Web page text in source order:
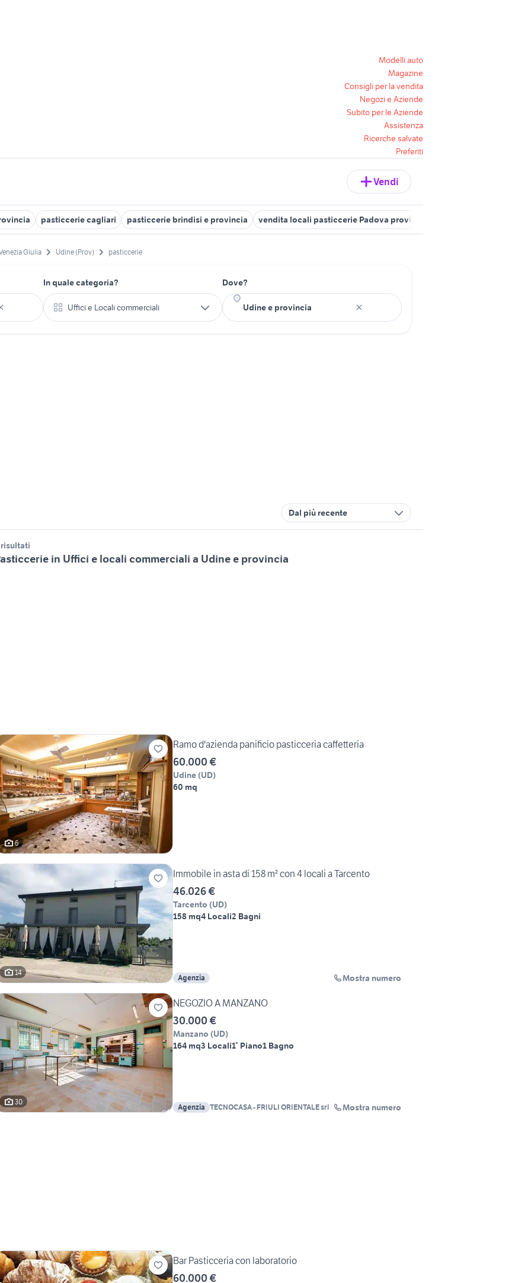
Modelli auto
Magazine
Consigli per la vendita
Negozi e Aziende
Subito per le Aziende
Assistenza
Ricerche salvate
Preferiti
Vendi
pasticcerie cagliari pasticcerie brindisi e provincia vendita locali pasticcerie Padova provincia
Giulia Udine (Prov) pasticcerie
In quale categoria?
Uffici e Locali commerciali
Dove?
Dal più recente
in Uffici e locali commerciali a Udine e provincia
6
Ramo d'azienda panificio pasticceria caffetteria
60.000 €
Udine (UD)
60 mq
14
Immobile in asta di 158 m² con 4 locali a Tarcento
46.026 €
Tarcento (UD)
158 mq4 Locali2 Bagni
Agenzia Mostra numero
30
NEGOZIO A MANZANO
30.000 €
Manzano (UD)
164 mq3 Locali1° Piano1 Bagno
Agenzia TECNOCASA - FRIULI ORIENTALE srl Mostra numero
Bar Pasticceria con laboratorio
60.000 €